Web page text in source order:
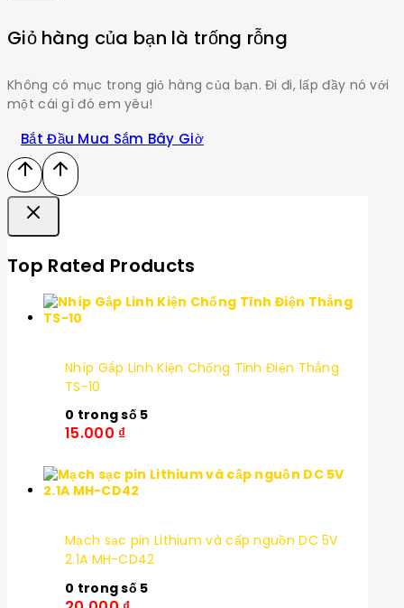
Giỏ hàng của bạn là trống rỗng
Không có mục trong giỏ hàng của bạn. Đi đi, lấp đầy nó với
một cái gì đó em yêu!
Bắt Đầu Mua Sắm Bây Giờ
Top Rated Products
Nhíp Gắp Linh Kiện Chống Tĩnh Điện Thẳng
TS-10
0 trong số 5
15.000 ₫
Mạch sạc pin Lithium và cấp nguồn DC 5V
2.1A MH-CD42
0 trong số 5